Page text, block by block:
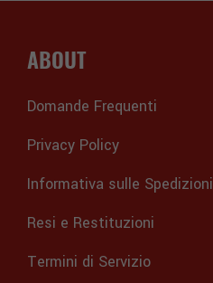
ABOUT
Domande Frequenti
Privacy Policy
Informativa sulle Spedizioni
Resi e Restituzioni
Termini di Servizio